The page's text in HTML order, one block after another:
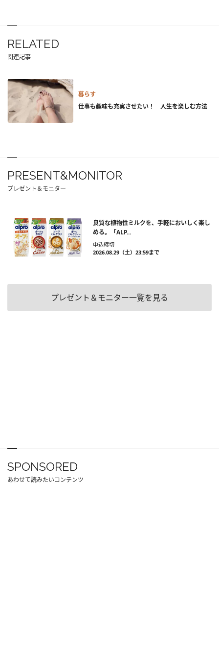
RELATED
関連記事
暮らす
仕事も趣味も充実させたい！ 人生を楽しむ方法
PRESENT&MONITOR
プレゼント＆モニター
良質な植物性ミルクを、手軽においしく楽し
める。「ALP...
申込締切
2026.08.29（土）23:59まで
プレゼント＆モニター一覧を見る
SPONSORED
あわせて読みたいコンテンツ